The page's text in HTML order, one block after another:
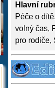
Hlavní
Péče o dítě,
volný čas,
pro rodiče,